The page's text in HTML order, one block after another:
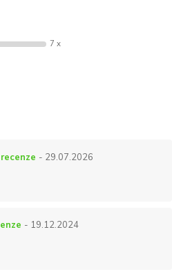
7 x
- 29.07.2026
- 19.12.2024